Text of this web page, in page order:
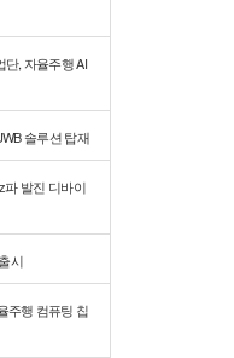
, 자율주행 AI
솔루션 탑재
파 발진 디바이
시
주행 컴퓨팅 칩